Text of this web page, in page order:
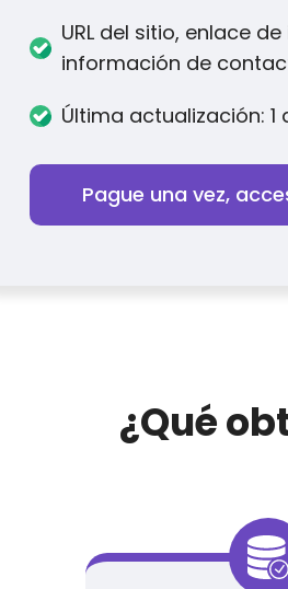
URL del sitio, enlace
información de
Última actualización:
Pague una vez,
¿Qué